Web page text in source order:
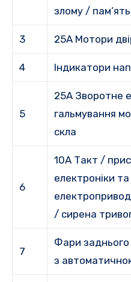
злому /
3 25A Мотори
4 Індикатори
5
25A Зворотне
гальмування
скла
6
10А Такт /
електроніки
/ сирена
7
Фари
з